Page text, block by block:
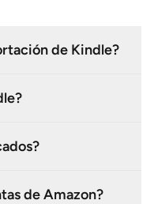
de Kindle?
de Amazon?